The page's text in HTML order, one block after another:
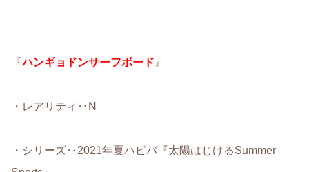
『ハンギョドンサーフボード 』
・レアリティ‥N
・シリーズ‥2021年夏ハピバ『太陽はじけるSummer